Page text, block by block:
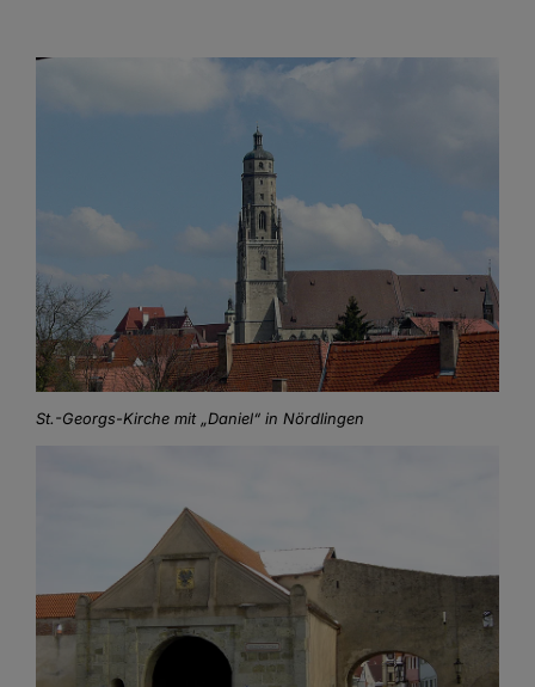
St.-Georgs-Kirche mit „Daniel“ in Nördlingen